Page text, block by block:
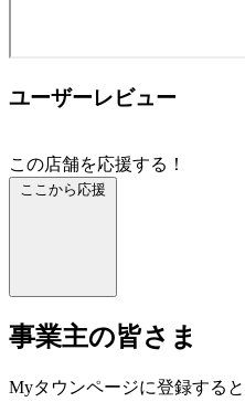
ユーザーレビュー
この店舗を応援する！
ここから応援
事業主の皆さま
Myタウンページに登録すると